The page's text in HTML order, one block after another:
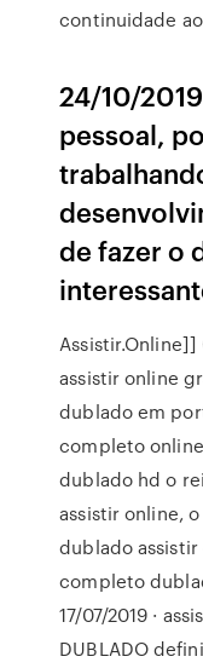
continuidade
24/10/
pessoal,
de fazer o
assistir online
dublado em
completo
dublado hd o
assistir online,
dublado
completo
17/07/2019 ·
DUBLADO